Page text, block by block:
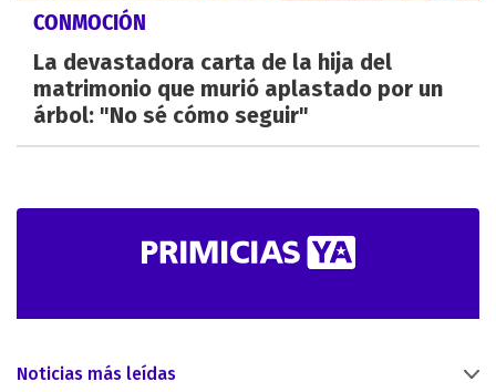
CONMOCIÓN
La devastadora carta de la hija del
matrimonio que murió aplastado por un
árbol: "No sé cómo seguir"
Noticias más leídas